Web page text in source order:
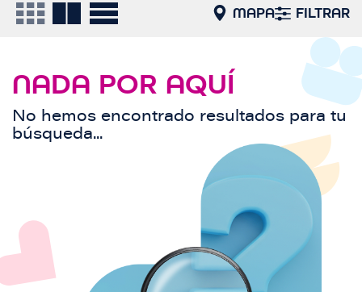
MAPA FILTRAR
NADA POR AQUÍ
No hemos encontrado resultados para tu
búsqueda...